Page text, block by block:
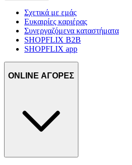
Σχετικά με εμάς
Ευκαιρίες καριέρας
Συνεργαζόμενα καταστήματα
SHOPFLIX B2B
SHOPFLIX app
ONLINE ΑΓΟΡΕΣ